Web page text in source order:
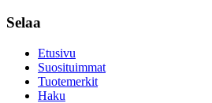
Selaa
Etusivu
Suosituimmat
Tuotemerkit
Haku